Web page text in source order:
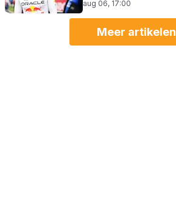
aug 06, 17:00
Meer artikelen